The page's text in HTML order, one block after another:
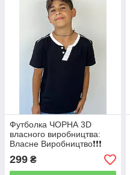
Футболка ЧОРНА 3D
власного виробництва:
Власне Виробництво❗️❗️❗️
299 ₴